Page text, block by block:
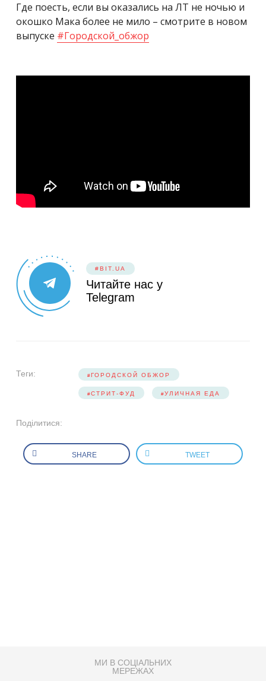
Где поесть, если вы оказались на ЛТ не ночью и
окошко Мака более не мило – смотрите в новом
выпуске #Городской_обжор
#BIT.UA
Читайте нас у
Telegram
Теги: ГОРОДСКОЙ ОБЖОР
СТРИТ-ФУД УЛИЧНАЯ ЕДА
Поділитися:
SHARE TWEET
МИ В СОЦІАЛЬНИХ
МЕРЕЖАХ